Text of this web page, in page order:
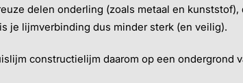
delen onderling (zoals metaal en
je lijmverbinding dus minder sterk (en veilig).
constructielijm daarom op een ondergrond